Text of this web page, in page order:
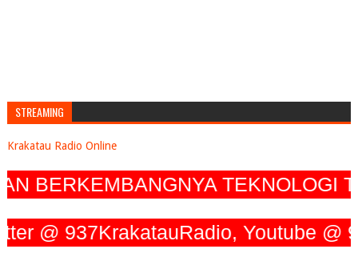
STREAMING
Krakatau Radio Online
TEKNOLOGI
937KrakatauRadio, Youtube @